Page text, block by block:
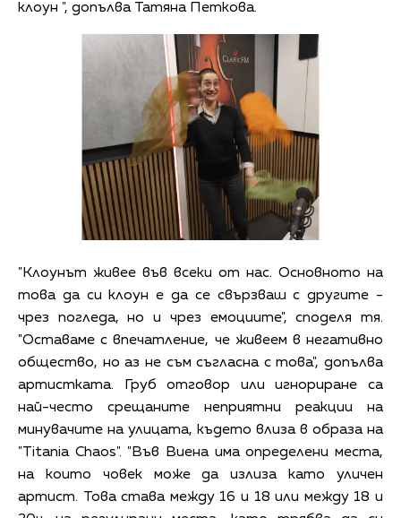
клоун ", допълва Татяна Петкова.
"Клоунът живее във всеки от нас. Основното на
това да си клоун е да се свързваш с другите -
чрез погледа, но и чрез емоциите", споделя тя.
"Оставаме с впечатление, че живеем в негативно
общество, но аз не съм съгласна с това", допълва
артистката. Груб отговор или игнориране са
най-често срещаните неприятни реакции на
минувачите на улицата, където влиза в образа на
"Titania Chaos". "Във Виена има определени места,
на които човек може да излиза като уличен
артист. Това става между 16 и 18 или между 18 и